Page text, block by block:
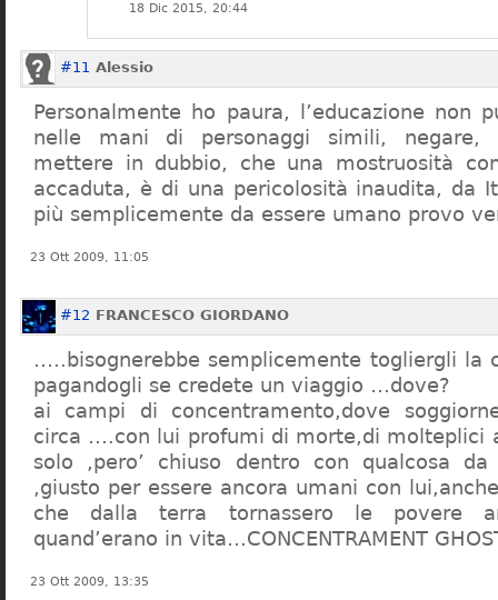
18 Dic 2015, 20:44
#11 Alessio
Personalmente ho paura, l’educazione non
nelle mani di personaggi simili, negare,
mettere in dubbio, che una mostruosità
accaduta, è di una pericolosità inaudita, da
più semplicemente da essere umano provo
23 Ott 2009, 11:05
#12 FRANCESCO GIORDANO
…..bisognerebbe semplicemente togliergli la
pagandogli se credete un viaggio …dove?
ai campi di concentramento,dove
circa ….con lui profumi di morte,di molteplici
solo ,pero’ chiuso dentro con qualcosa
,giusto per essere ancora umani con
che dalla terra tornassero le povere
quand’erano in vita…CONCENTRAMENT
23 Ott 2009, 13:35